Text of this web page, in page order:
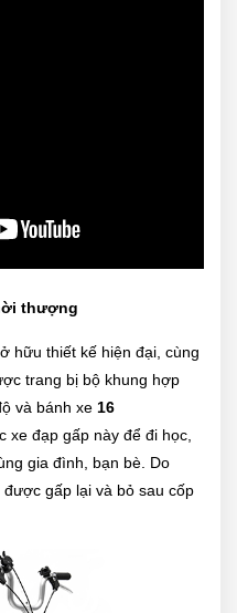
thượng
hữu thiết kế hiện đại, cùng
trang bị bộ khung hợp
và bánh xe 16
xe đạp gấp này để đi học,
gia đình, bạn bè. Do
gấp lại và bỏ sau cốp